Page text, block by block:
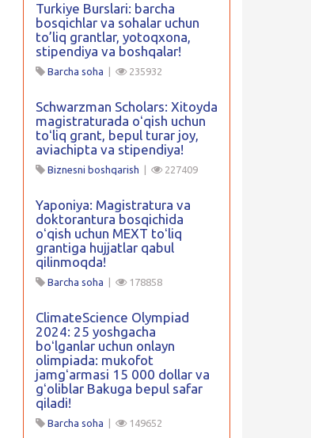
Turkiye Burslari: barcha
bosqichlar va sohalar uchun
to’liq grantlar, yotoqxona,
stipendiya va boshqalar!
Barcha soha 235932
Schwarzman Scholars: Xitoyda
magistraturada oʻqish uchun
toʻliq grant, bepul turar joy,
aviachipta va stipendiya!
Biznesni boshqarish 227409
Yaponiya: Magistratura va
doktorantura bosqichida
oʻqish uchun MEXT toʻliq
grantiga hujjatlar qabul
qilinmoqda!
Barcha soha 178858
ClimateScience Olympiad
2024: 25 yoshgacha
boʻlganlar uchun onlayn
olimpiada: mukofot
jamgʻarmasi 15 000 dollar va
gʻoliblar Bakuga bepul safar
qiladi!
Barcha soha 149652